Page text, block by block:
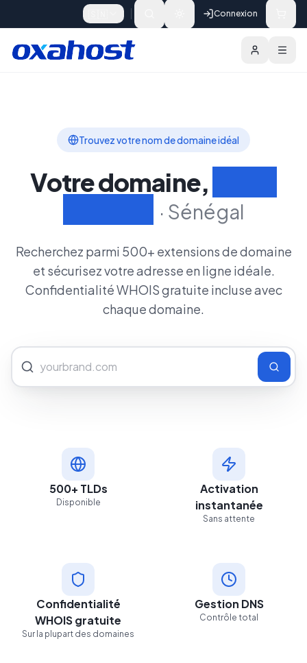
Connexion
Trouvez votre nom de domaine idéal
Votre domaine,
· Sénégal
Recherchez parmi 500+ extensions de domaine
et sécurisez votre adresse en ligne idéale.
Confidentialité WHOIS gratuite incluse avec
chaque domaine.
500+ TLDs
Disponible
Activation
instantanée
Sans attente
Confidentialité
WHOIS gratuite
Sur la plupart des domaines
Gestion DNS
Contrôle total
Domaines Extensions Rechercher un